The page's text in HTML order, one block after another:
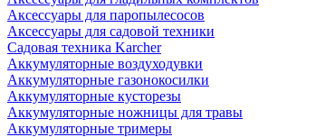
Аксессуары для паропылесосов
Аксессуары для садовой техники
Садовая техника Karcher
Аккумуляторные воздуходувки
Аккумуляторные газонокосилки
Аккумуляторные кусторезы
Аккумуляторные ножницы для травы
Аккумуляторные тримеры